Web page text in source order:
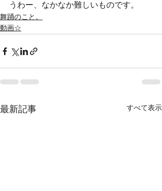
うわー、なかなか難しいものです。
舞踊のこと。
動画☆
最新記事 すべて表示